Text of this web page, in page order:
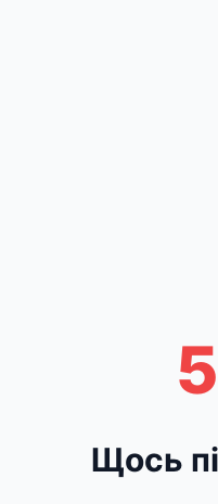
Щось